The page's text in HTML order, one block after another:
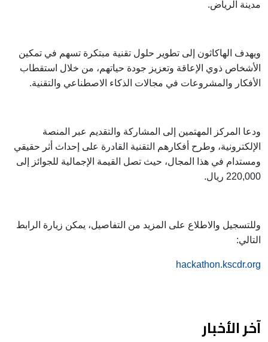
مدينة الرياض.
ويهدف الهاكاثون إلى تطوير حلول تقنية مبتكرة تسهم في تمكين
الأشخاص ذوي الإعاقة وتعزيز جودة حياتهم، من خلال استقطاب
الأفكار والمشروعات في مجالات الذكاء الاصطناعي والتقنية.
ودعا المركز المهتمين إلى المشاركة والتقديم عبر المنصة
الإلكترونية، وطرح أفكارهم التقنية القادرة على إحداث أثر حقيقي
ومستدام في هذا المجال، حيث تصل القيمة الإجمالية للجوائز إلى
220,000 ريال.
وللتسجيل والاطلاع على المزيد من التفاصيل، يمكن زيارة الرابط
التالي:
hackathon.kscdr.org
آخر الأخبار